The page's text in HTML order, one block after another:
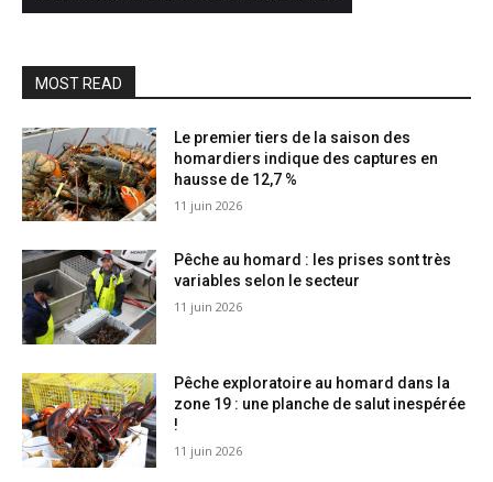
MOST READ
Le premier tiers de la saison des
homardiers indique des captures en
hausse de 12,7 %
11 juin 2026
Pêche au homard : les prises sont très
variables selon le secteur
11 juin 2026
Pêche exploratoire au homard dans la
zone 19 : une planche de salut inespérée
!
11 juin 2026